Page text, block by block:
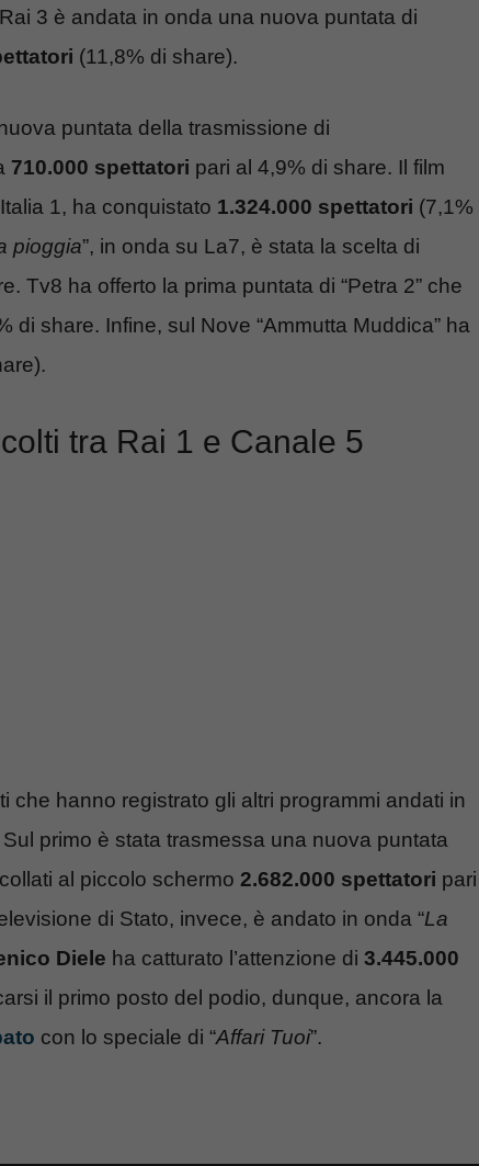
3 è andata in onda una nuova puntata di
(11,8% di share).
puntata della trasmissione di
710.000 spettatori pari al 4,9% di share. Il film
1, ha conquistato 1.324.000 spettatori (7,1%
pioggia”, in onda su La7, è stata la scelta di
Tv8 ha offerto la prima puntata di “Petra 2” che
di share. Infine, sul Nove “Ammutta Muddica” ha
tra Rai 1 e Canale 5
hanno registrato gli altri programmi andati in
primo è stata trasmessa una nuova puntata
al piccolo schermo 2.682.000 spettatori pari
di Stato, invece, è andato in onda “La
Diele ha catturato l’attenzione di 3.445.000
il primo posto del podio, dunque, ancora la
con lo speciale di “Affari Tuoi”.